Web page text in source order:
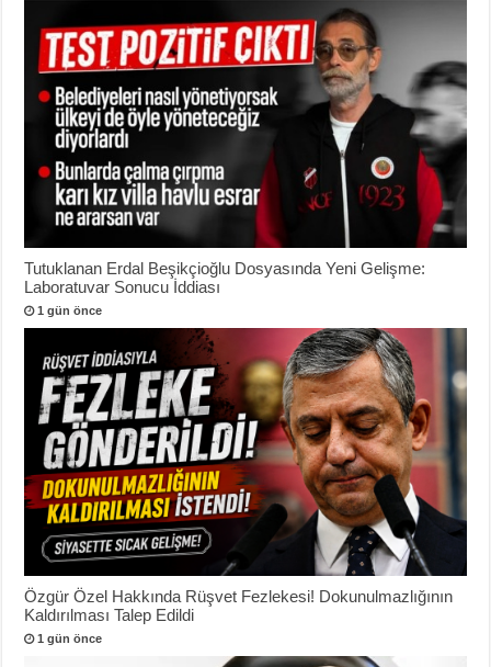
Tutuklanan Erdal Beşikçioğlu Dosyasında Yeni Gelişme:
Laboratuvar Sonucu İddiası
1 gün önce
Özgür Özel Hakkında Rüşvet Fezlekesi! Dokunulmazlığının
Kaldırılması Talep Edildi
1 gün önce